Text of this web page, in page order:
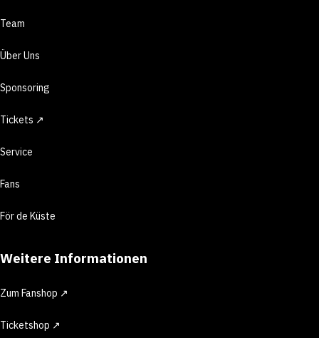
Team
Über Uns
Sponsoring
Tickets ↗
Service
Fans
För de Küste
Weitere Informationen
Zum Fanshop ↗
Ticketshop ↗